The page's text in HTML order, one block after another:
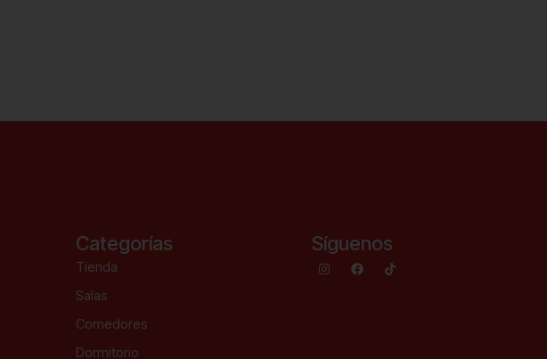
Categorías
Tienda
Salas
Comedores
Dormitorio
Síguenos